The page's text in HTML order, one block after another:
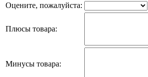
Оцените, пожалуйста:
Плюсы товара:
Минусы товара: